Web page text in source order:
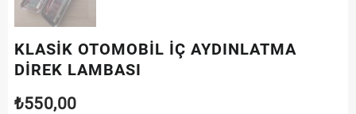
KLASİK OTOMOBİL İÇ AYDINLATMA
DİREK LAMBASI
₺550,00